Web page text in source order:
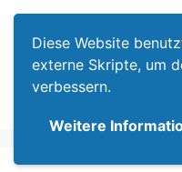
Diese Website
externe Skripte, um
verbessern.
Weitere
Zum
Inhalt
springen